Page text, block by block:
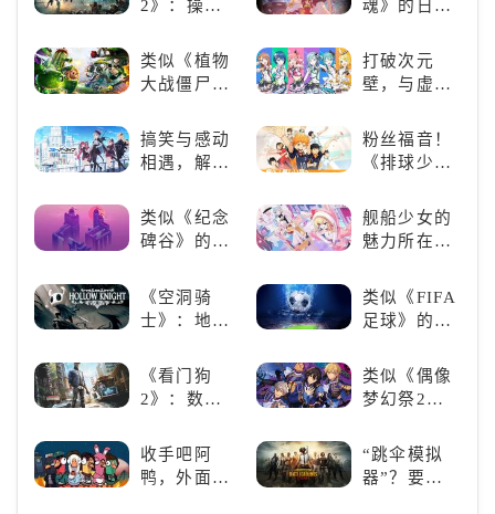
跨次
竞速
之旅
兽，引爆全
2》：操控
未来战场；
跑酷突袭，
魂》的日系
好看的ACG
看板娘们等
类似《植物
大战僵尸》
游戏，休闲
娱乐尽在手
打破次元
壁，与虚拟
写音符物语
搞笑与感动
相遇，解锁
的魅力
粉丝福音！
《排球少
HIGH!!》手
游还原经典
类似《纪念
碑谷》的解
荐：体验沉
浸式解谜，
舰船少女的
魅力所在：
线》
《空洞骑
士》：地下
探索与极致
冒险
类似《FIFA
足球》的足
荐！快来赢
得世界冠军
吧！
《看门狗
2》：数字
狂欢
类似《偶像
梦幻祭2》
游推荐：完
美还原偶像
收手吧阿
鸭，外面全
“跳伞模拟
器”？要